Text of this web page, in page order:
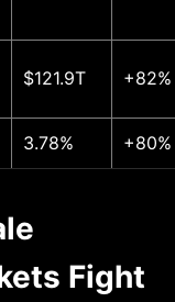
$121.9T +82%
3.78% +80%
Fight